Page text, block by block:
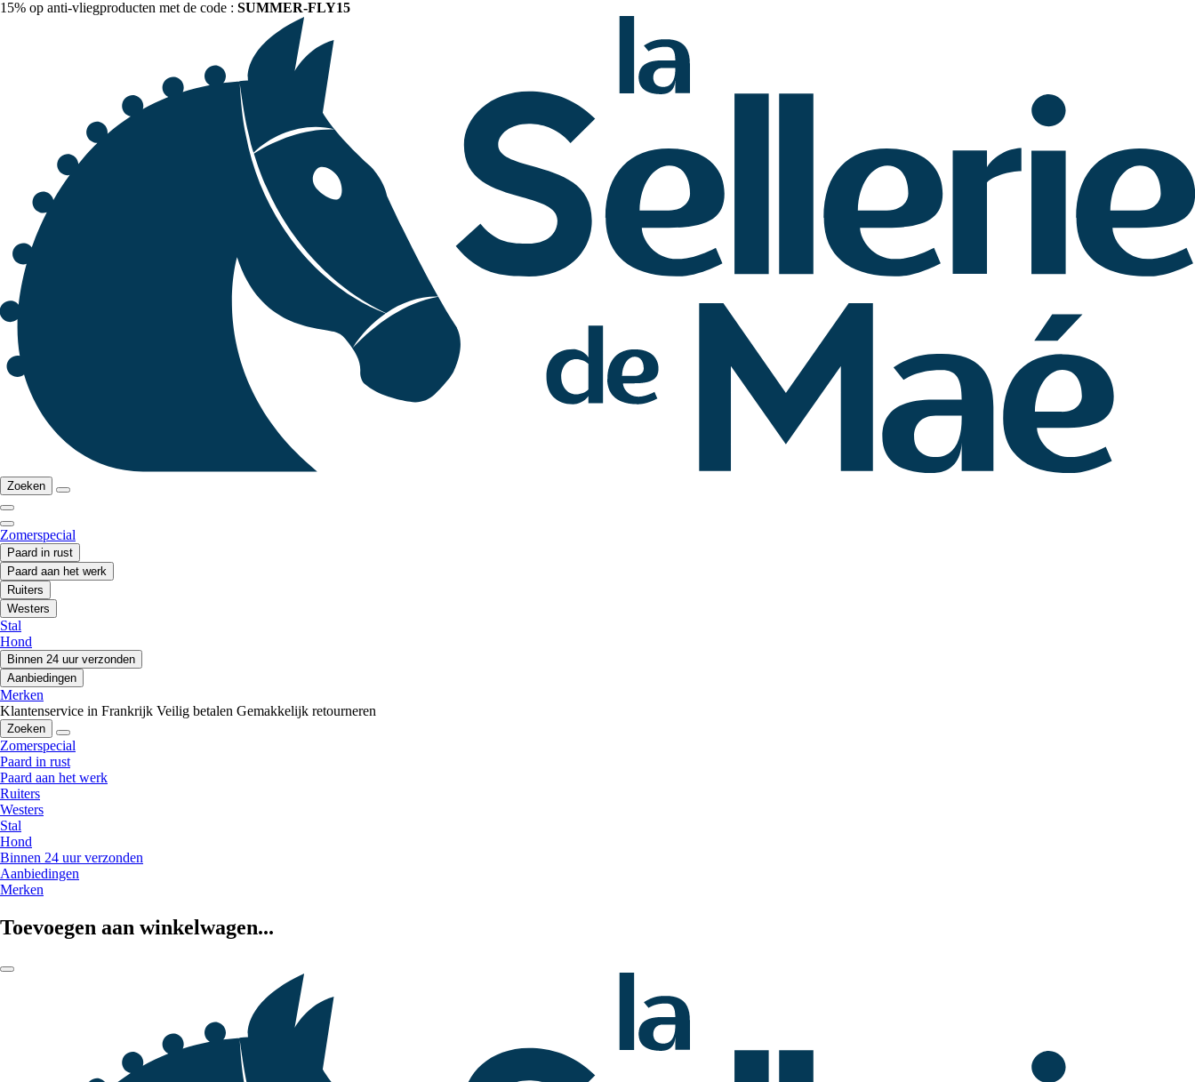
15% op anti-vliegproducten met de code : SUMMER-FLY15
Zoeken
Zomerspecial
Paard in rust
Paard aan het werk
Ruiters
Westers
Stal
Hond
Binnen 24 uur verzonden
Aanbiedingen
Merken
Klantenservice in Frankrijk Veilig betalen Gemakkelijk retourneren
Zoeken
Zomerspecial
Paard in rust
Paard aan het werk
Ruiters
Westers
Stal
Hond
Binnen 24 uur verzonden
Aanbiedingen
Merken
Toevoegen aan winkelwagen...